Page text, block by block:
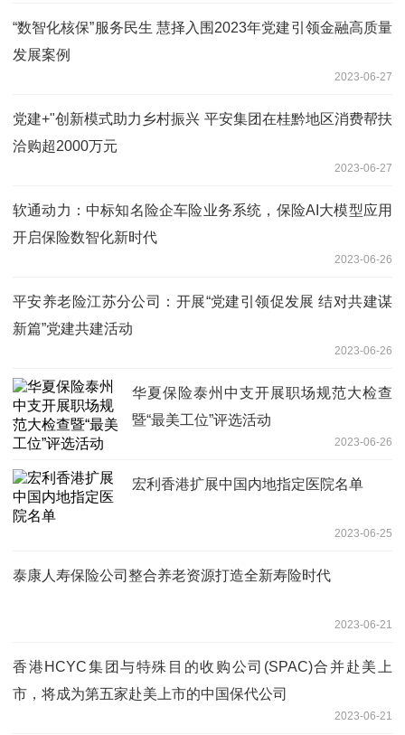
“数智化核保”服务民生 慧择入围2023年党建引领金融高质量
发展案例
2023-06-27
党建+"创新模式助力乡村振兴 平安集团在桂黔地区消费帮扶
洽购超2000万元
2023-06-27
软通动力：中标知名险企车险业务系统，保险AI大模型应用
开启保险数智化新时代
2023-06-26
平安养老险江苏分公司：开展“党建引领促发展 结对共建谋
新篇”党建共建活动
2023-06-26
华夏保险泰州中支开展职场规范大检查
暨“最美工位”评选活动
2023-06-26
宏利香港扩展中国内地指定医院名单
2023-06-25
泰康人寿保险公司整合养老资源打造全新寿险时代
2023-06-21
香港HCYC集团与特殊目的收购公司(SPAC)合并赴美上
市，将成为第五家赴美上市的中国保代公司
2023-06-21